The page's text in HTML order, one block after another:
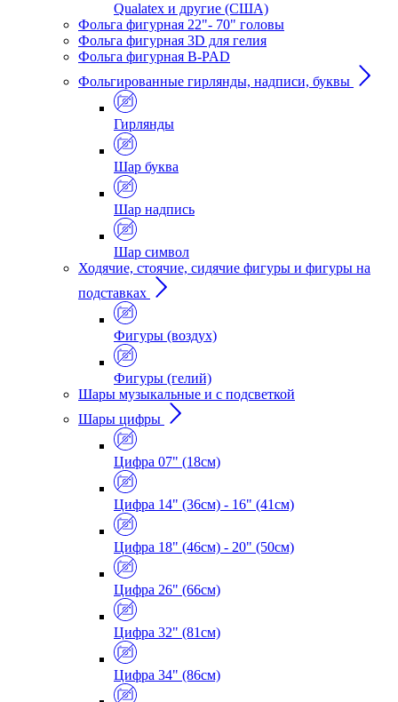
Qualatex и другие (США)
Фольга фигурная 22"- 70" головы
Фольга фигурная 3D для гелия
Фольга фигурная B-PAD
Фольгированные гирлянды, надписи, буквы
Гирлянды
Шар буква
Шар надпись
Шар символ
Ходячие, стоячие, сидячие фигуры и фигуры на
подставках
Фигуры (воздух)
Фигуры (гелий)
Шары музыкальные и с подсветкой
Шары цифры
Цифра 07" (18см)
Цифра 14" (36см) - 16" (41см)
Цифра 18" (46см) - 20" (50см)
Цифра 26" (66см)
Цифра 32" (81см)
Цифра 34" (86см)